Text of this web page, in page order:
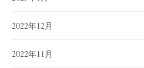
2022年12月
2022年11月